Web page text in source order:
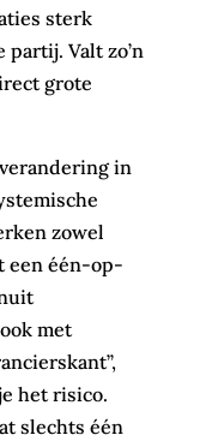
sterk
Valt zo’n
grote
in
zowel
een één-op-
met
het risico.
slechts één